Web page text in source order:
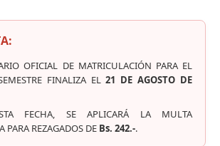
OFICIAL DE MATRICULACIÓN PARA EL
FINALIZA EL21 DE AGOSTO DE
FECHA, SE APLICARÁ LA MULTA
PARA REZAGADOS DE Bs. 242.-.